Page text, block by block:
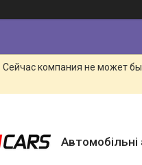
Сейчас компания не может
Автомобільні